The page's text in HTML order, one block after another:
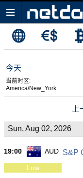
今天
当前时区:
America/New_York
Sun, Aug 02, 2026
19:00 AUD S&P
Low